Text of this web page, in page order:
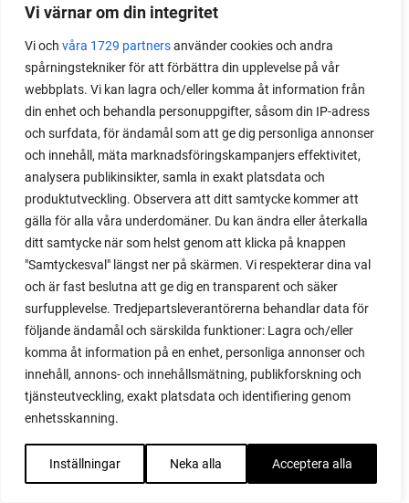
Vi värnar om din integritet
Vi och våra 1729 partnersanvänder cookies och andra
spårningstekniker för att förbättra din upplevelse på vår
webbplats. Vi kan lagra och/eller komma åt information från
din enhet och behandla personuppgifter, såsom din IP-adress
och surfdata, för ändamål som att ge dig personliga annonser
och innehåll, mäta marknadsföringskampanjers effektivitet,
analysera publikinsikter, samla in exakt platsdata och
produktutveckling. Observera att ditt samtycke kommer att
gälla för alla våra underdomäner. Du kan ändra eller återkalla
ditt samtycke när som helst genom att klicka på knappen
"Samtyckesval" längst ner på skärmen. Vi respekterar dina val
och är fast beslutna att ge dig en transparent och säker
surfupplevelse. Tredjepartsleverantörerna behandlar data för
följande ändamål och särskilda funktioner: Lagra och/eller
komma åt information på en enhet, personliga annonser och
innehåll, annons- och innehållsmätning, publikforskning och
tjänsteutveckling, exakt platsdata och identifiering genom
enhetsskanning.
Inställningar Neka alla Acceptera alla
Odla lök från frö - Stor skörd
Det är lätt att lyckas med lök från frö. Följ min sådd
under säsongen och få tips om hur du sår, skolar
om, planterar och skördar egen lök.